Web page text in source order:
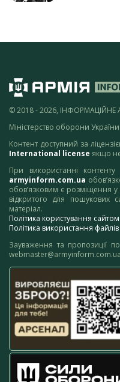
© 2018 - 2026, ІНФОРМАЦІЙНЕ
Міністерство оборони України
Контент доступний за
International license якщо
При використанні
armyinform.com.ua
обов’язковим є розміщення
відкритого для пошукових
матеріал.
Політика користування
Політика використання
Зауваження та пропозиції
webmaster@armyinform.com.ua